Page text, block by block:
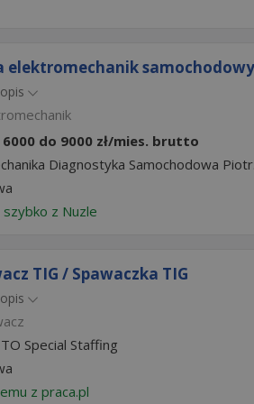
elektromechanik samochodowy
do 9000 zł/mies. brutto
Diagnostyka Samochodowa
szybko z Nuzle
TIG / Spawaczka TIG
Special Staffing
z praca.pl